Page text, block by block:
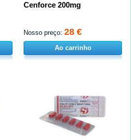
Cenforce 200mg
Nosso preço: 28 €
Ao carrinho